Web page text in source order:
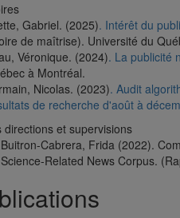
Gabriel. (2025). Intérêt du
de maîtrise). Université du
Véronique. (2024). La publicité
à Montréal.
Nicolas. (2023). Audit
de recherche d'août à
directions et supervisions
Buitron-Cabrera, Frida (2022).
Science-Related News Corpus.